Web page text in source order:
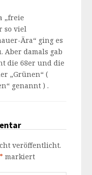
„freie
so viel
Ära“ ging es
Aber damals gab
die 68er und die
„Grünen“ (
genannt ) .
veröffentlicht.
* markiert